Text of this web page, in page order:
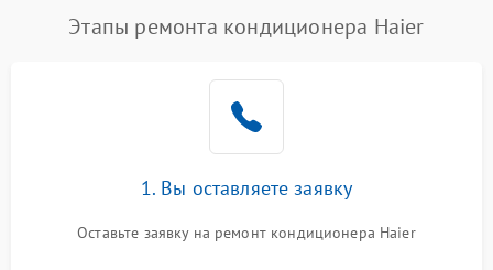
Этапы ремонта кондиционера Haier
1. Вы оставляете заявку
Оставьте заявку на ремонт кондиционера Haier